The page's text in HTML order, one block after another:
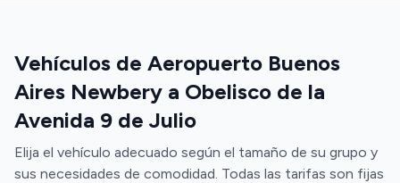
Vehículos de Aeropuerto Buenos
Aires Newbery a Obelisco de la
Avenida 9 de Julio
Elija el vehículo adecuado según el tamaño de su grupo y
sus necesidades de comodidad. Todas las tarifas son fijas